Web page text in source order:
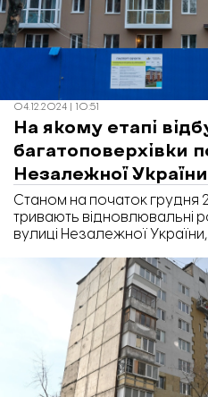
04.12.2024 | 10:51
На якому етапі
багатоповерхівки
Незалежної
ФОТО
Станом на початок грудня
тривають відновлювальні
вулиці Незалежної
відновили три під’їзди, які